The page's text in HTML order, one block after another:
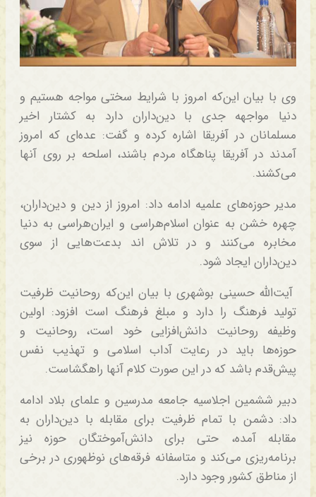
وی با بیان این‌که امروز با شرایط سختی مواجه هستیم و
دنیا مواجهه جدی با دین‌داران دارد به کشتار اخیر
مسلمانان در آفریقا اشاره کرده و گفت: عده‌ای که امروز
آمدند در آفریقا پناهگاه مردم باشند، اسلحه بر روی آنها
می‌کشند.
مدیر حوزه‌های علمیه ادامه داد: امروز از دین و دین‌داران،
چهره خشن به عنوان اسلام‌هراسی و ایران‌هراسی به دنیا
مخابره می‌کنند و در تلاش اند بدعت‌هایی از سوی
دین‌داران ایجاد شود.
آیت‌الله حسینی بوشهری با بیان این‌که روحانیت ظرفیت
تولید فرهنگ را دارد و مبلغ فرهنگ است افزود: اولین
وظیفه روحانیت دانش‌افزایی خود است، روحانیت و
حوزه‌ها باید در رعایت آداب اسلامی و تهذیب نفس
پیش‌قدم باشد که در این صورت کلام آنها راهگشاست.
دبیر ششمین اجلاسیه جامعه مدرسین و علمای بلاد ادامه
داد: دشمن با تمام ظرفیت برای مقابله با دین‌داران به
مقابله آمده، حتی برای دانش‌آموختگان حوزه نیز
برنامه‌ریزی می‌کند و متاسفانه فرقه‌های نوظهوری در برخی
از مناطق کشور وجود دارد.